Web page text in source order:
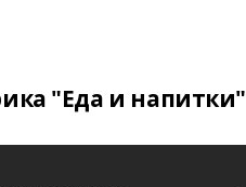
"Еда и напитки"